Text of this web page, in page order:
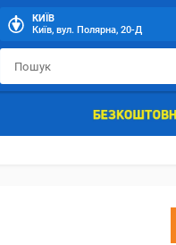
КИЇВ
Київ, вул. Полярна, 20-Д